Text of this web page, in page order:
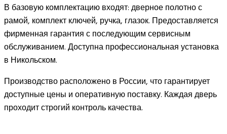
В базовую комплектацию входят: дверное полотно с
рамой, комплект ключей, ручка, глазок. Предоставляется
фирменная гарантия с последующим сервисным
обслуживанием. Доступна профессиональная установка
в Никольском.
Производство расположено в России, что гарантирует
доступные цены и оперативную поставку. Каждая дверь
проходит строгий контроль качества.